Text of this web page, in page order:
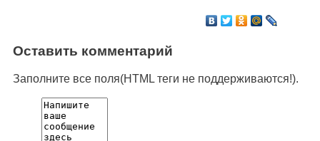
Оставить комментарий
Заполните все поля(HTML теги не поддерживаются!).